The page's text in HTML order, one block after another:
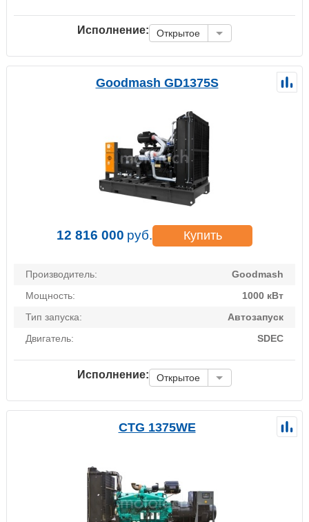
Исполнение: Открытое
Goodmash GD1375S
12 816 000 руб. Купить
Производитель:
Goodmash
Мощность:
1000 кВт
Тип запуска:
Автозапуск
Двигатель:
SDEC
Исполнение: Открытое
CTG 1375WE